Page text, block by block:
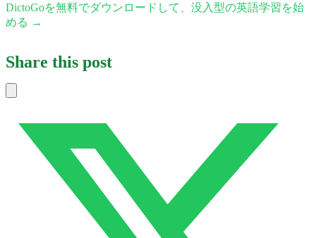
DictoGoを無料でダウンロードして、没入型の英語学習を始
める →
Share this post